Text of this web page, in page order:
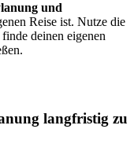
und
Reise ist. Nutze die
deinen eigenen
langfristig zu